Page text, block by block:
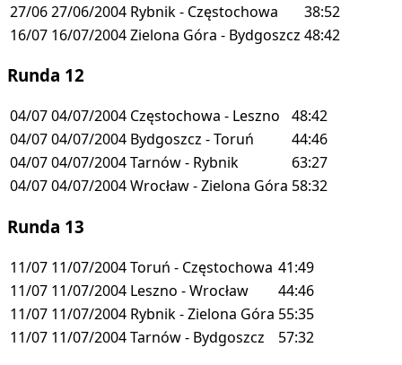
27/0627/06/2004 Rybnik - Częstochowa
38:52
16/07 16/07/2004Zielona Góra - Bydgoszcz 48:42
Runda 12
04/0704/07/2004 Częstochowa - Leszno
48:42
04/0704/07/2004 Bydgoszcz - Toruń
44:46
04/0704/07/2004Tarnów - Rybnik
63:27
04/0704/07/2004Wrocław - Zielona Góra 58:32
Runda 13
11/07 11/07/2004Toruń - Częstochowa 41:49
11/07 11/07/2004 Leszno - Wrocław
44:46
11/07 11/07/2004 Rybnik - Zielona Góra 55:35
11/07 11/07/2004Tarnów - Bydgoszcz 57:32